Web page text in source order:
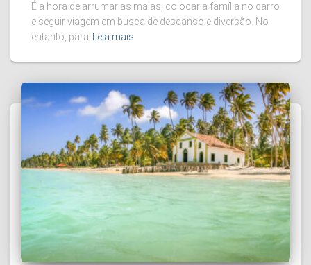
É a hora de arrumar as malas, colocar a família no carro
e seguir viagem em busca de descanso e diversão. No
entanto, para Leia mais